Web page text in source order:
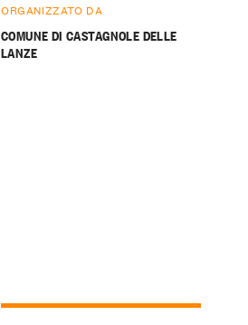
ORGANIZZATO DA
COMUNE DI CASTAGNOLE DELLE
LANZE